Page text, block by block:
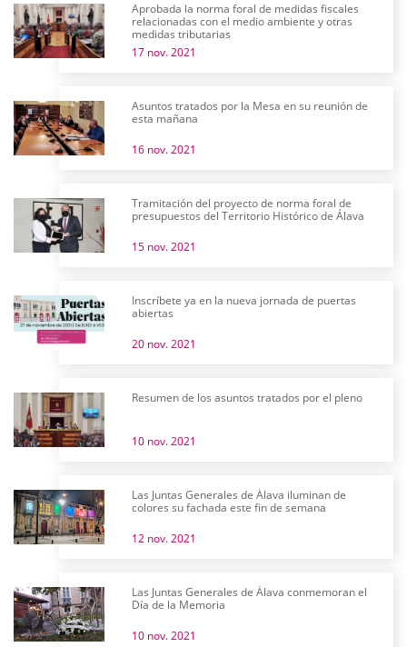
Aprobada la norma foral de medidas fiscales
relacionadas con el medio ambiente y otras
medidas tributarias
17 nov. 2021
Asuntos tratados por la Mesa en su reunión de
esta mañana
16 nov. 2021
Tramitación del proyecto de norma foral de
presupuestos del Territorio Histórico de Álava
15 nov. 2021
Inscríbete ya en la nueva jornada de puertas
abiertas
20 nov. 2021
Resumen de los asuntos tratados por el pleno
10 nov. 2021
Las Juntas Generales de Álava iluminan de
colores su fachada este fin de semana
12 nov. 2021
Las Juntas Generales de Álava conmemoran el
Día de la Memoria
10 nov. 2021